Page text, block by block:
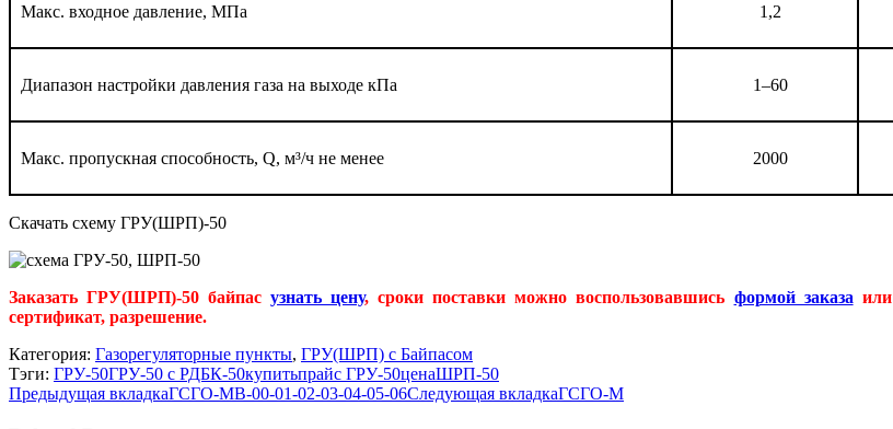
Макс. входное давление, МПа 1,2
Диапазон настройки давления газа на выходе кПа 1–60
Макс. пропускная способность, Q, м³/ч не менее 2000
Скачать схему ГРУ(ШРП)-50
Заказать ГРУ(ШРП)-50 байпасузнать цену, сроки поставки можно воспользовавшись формой заказаили
сертификат, разрешение.
Категория: Газорегуляторные пункты, ГРУ(ШРП) с Байпасом
Тэги: ГРУ-50ГРУ-50 с РДБК-50купитьпрайс ГРУ-50ценаШРП-50
Навигация
Предыдущая вкладкаПредыдущая
ГСГО-МВ-00-01-02-03-04-05-06Следующая вкладкаСледующая
ГСГО-М